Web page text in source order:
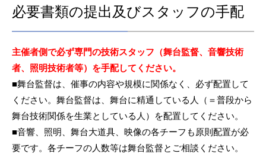
必要書類の提出及びスタッフの手配
主催者側で必ず専門の技術スタッフ（舞台監督、音響技術
者、照明技術者等）を手配してください。
■舞台監督は、催事の内容や規模に関係なく、必ず配置して
ください。舞台監督は、舞台に精通している人（＝普段から
舞台技術関係を生業としている人）を配置してください。
■音響、照明、舞台大道具、映像の各チーフも原則配置が必
要です。各チーフの人数等は舞台監督とご相談ください。